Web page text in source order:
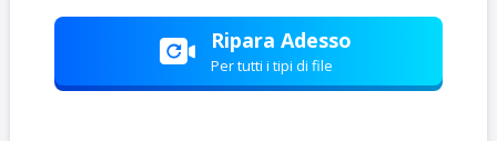
Ripara Adesso
Per tutti i tipi di file